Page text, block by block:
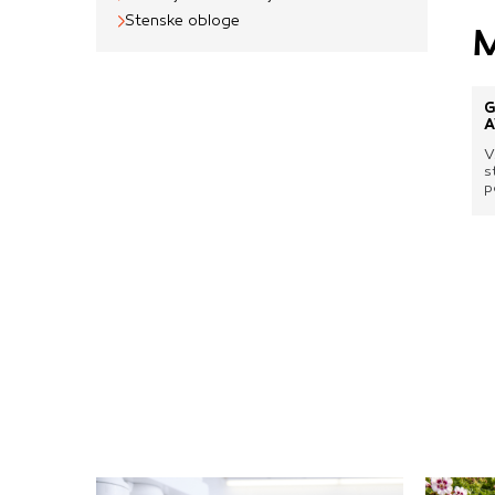
Stenske obloge
na drugih spletnih
naprave. Če
Potrdi moje